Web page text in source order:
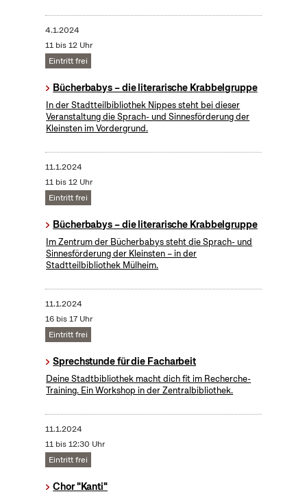
4.1.2024
11 bis 12 Uhr
Eintritt frei
Bücherbabys – die literarische Krabbelgruppe
In der Stadtteilbibliothek Nippes steht bei dieser
Veranstaltung die Sprach- und Sinnesförderung der
Kleinsten im Vordergrund.
11.1.2024
11 bis 12 Uhr
Eintritt frei
Bücherbabys – die literarische Krabbelgruppe
Im Zentrum der Bücherbabys steht die Sprach- und
Sinnesförderung der Kleinsten – in der
Stadtteilbibliothek Mülheim.
11.1.2024
16 bis 17 Uhr
Eintritt frei
Sprechstunde für die Facharbeit
Deine Stadtbibliothek macht dich fit im Recherche-
Training. Ein Workshop in der Zentralbibliothek.
11.1.2024
11 bis 12:30 Uhr
Eintritt frei
Chor "Kanti"